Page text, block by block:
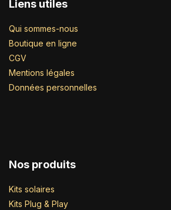
Liens utiles
Qui sommes-nous
Boutique en ligne
CGV
Mentions légales
Données personnelles
Nos produits
Kits solaires
Kits Plug & Play